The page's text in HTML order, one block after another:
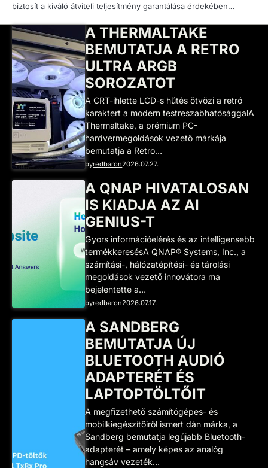
biztosít a kiváló átviteli teljesítmény garantálása érdekében…
A THERMALTAKE
BEMUTATJA A RETRO
ULTRA ARGB
SOROZATOT
A CRT-ihlette LCD-s hűtés ötvözi a retró
karaktert a modern testreszabhatósággalA
Thermaltake, a prémium PC-
hardvermegoldások vezető márkája
bemutatja a Retro…
byredbaron2026.07.27.
A QNAP HIVATALOSAN
IS KIADJA AZ AI
GENIUS-T
Gyors információelérés és az intelligensebb
termékkeresésA QNAP® Systems, Inc., a
számítási-, hálózatépítési- és tárolási
megoldások vezető innovátora ma
bejelentette a…
byredbaron2026.07.17.
A SANDBERG
BEMUTATJA ÚJ
BLUETOOTH AUDIÓ
ADAPTERÉT ÉS
LAPTOPTÖLTŐIT
A megfizethető számítógépes- és
mobilkiegészítőiről ismert dán márka, a
Sandberg bemutatja legújabb Bluetooth-
adapterét – amely képes az analóg
hangsáv vezeték…